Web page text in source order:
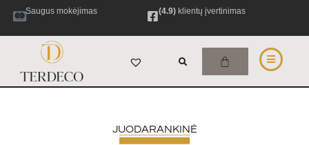
Saugus mokėjimas (4.9)klientų įvertinimas
JUODARANKINĖ